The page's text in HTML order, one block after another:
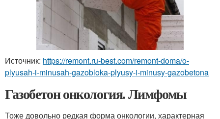
Источник: https://remont.ru-best.com/remont-doma/o-
plyusah-i-minusah-gazobloka-plyusy-i-minusy-gazobetona
Газобетон онкология. Лимфомы
Тоже довольно редкая форма онкологии, характерная